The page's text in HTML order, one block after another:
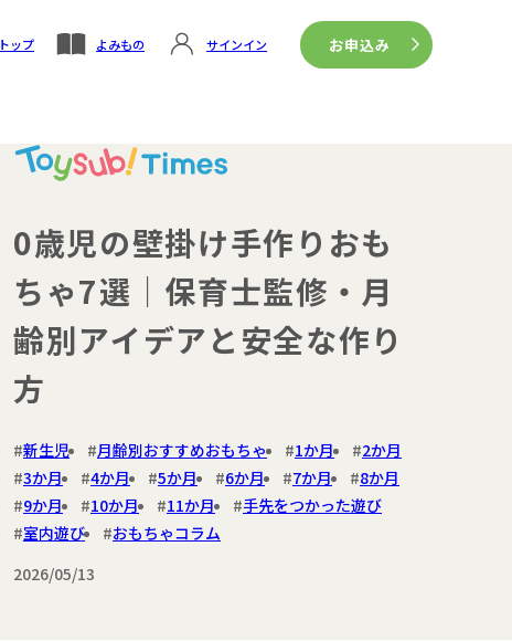
トップ よみもの サインイン お申込み
0歳児の壁掛け手作りおも
ちゃ7選｜保育士監修・月
齢別アイデアと安全な作り
方
新生児 月齢別おすすめおもちゃ 1か月
2か月
3か月
4か月 5か月 6か月 7か月
8か月
9か月
10か月 11か月
手先をつかった遊び
室内遊び
おもちゃコラム
2026/05/13